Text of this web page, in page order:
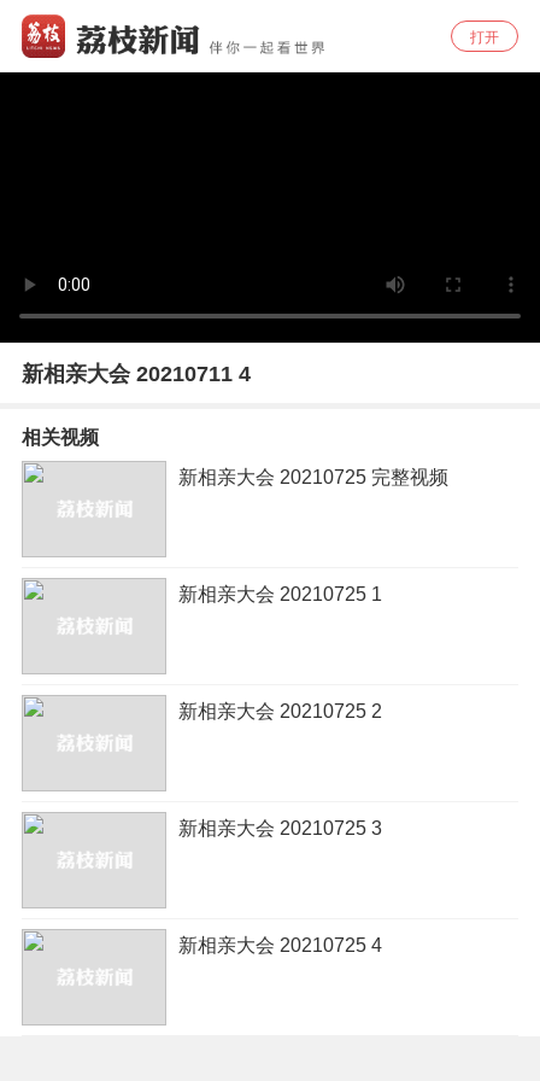
打开
新相亲大会 20210711 4
相关视频
新相亲大会 20210725 完整视频
新相亲大会 20210725 1
新相亲大会 20210725 2
新相亲大会 20210725 3
新相亲大会 20210725 4